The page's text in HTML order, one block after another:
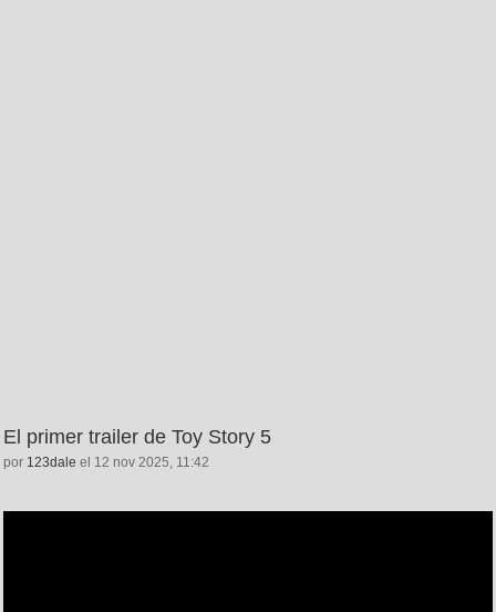
El primer trailer de Toy Story 5
por 123dale el 12 nov 2025, 11:42